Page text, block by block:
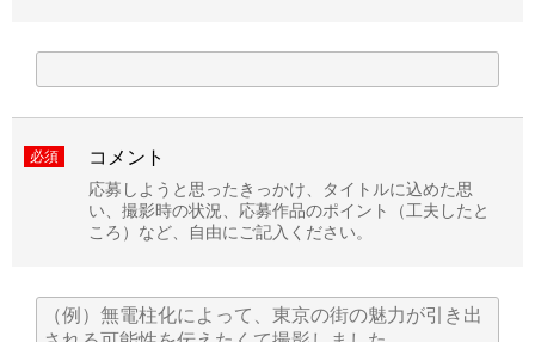
必須 コメント
応募しようと思ったきっかけ、タイトルに込めた思
い、撮影時の状況、応募作品のポイント（工夫したと
ころ）など、自由にご記入ください。